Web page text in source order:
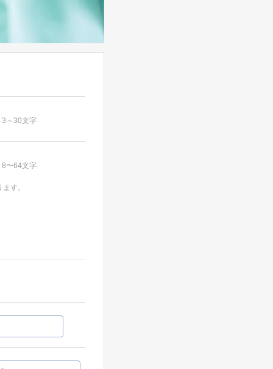
～30文字
〜64文字
す。